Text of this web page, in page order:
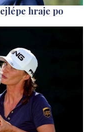
hraje po